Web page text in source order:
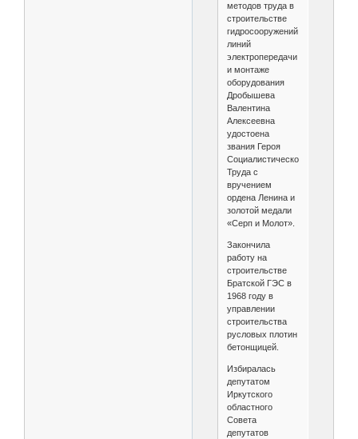
методов труда в
строительстве
гидросооружений,
линий
электропередачи
и монтаже
оборудования
Дробышева
Валентина
Алексеевна
удостоена
звания Героя
Социалистического
Труда с
вручением
ордена Ленина и
золотой медали
«Серп и Молот».
Закончила
работу на
строительстве
Братской ГЭС в
1968 году в
управлении
строительства
русловых плотин
бетонщицей.
Избиралась
депутатом
Иркутского
областного
Совета
депутатов